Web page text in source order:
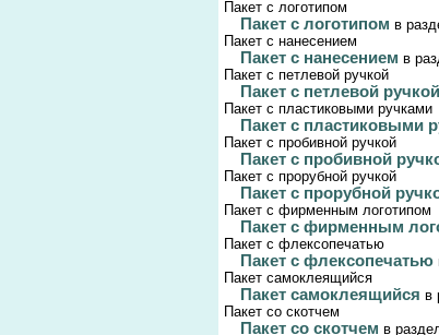
Пакет с логотипом
Пакет с логотипом в
Пакет с нанесением
Пакет с нанесением в
Пакет с петлевой ручкой
Пакет с петлевой ручкой
Пакет с пластиковыми ручками
Пакет с пластиковыми
Пакет с пробивной ручкой
Пакет с пробивной
Пакет с прорубной ручкой
Пакет с прорубной
Пакет с фирменным логотипом
Пакет с фирменным
Пакет с флексопечатью
Пакет с флексопечатью
Пакет самоклеящийся
Пакет самоклеящийся в
Пакет со скотчем
Пакет со скотчем в